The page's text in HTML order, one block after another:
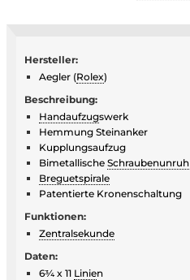
Hersteller:
Aegler (Rolex)
Beschreibung:
Handaufzugswerk
Hemmung Steinanker
Kupplungsaufzug
Bimetallische Schraubenunruh
Breguetspirale
Patentierte Kronenschaltung
Funktionen:
Zentralsekunde
Daten:
6¾ x 11 Linien